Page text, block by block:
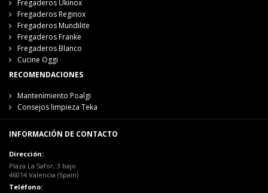
Fregaderos Ukinox
Fregaderos Reginox
Fregaderos Mundilite
Fregaderos Franke
Fregaderos Blanco
Cucine Oggi
RECOMENDACIONES
Mantenimiento Poalgi
Consejos limpieza Teka
INFORMACIÓN DE CONTACTO
Dirección:
Plaza La Safor, 3 bajo
46014 Valencia (Spain)
Teléfono: